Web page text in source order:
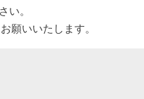
い。
願いいたします。